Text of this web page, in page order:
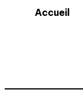
Accueil